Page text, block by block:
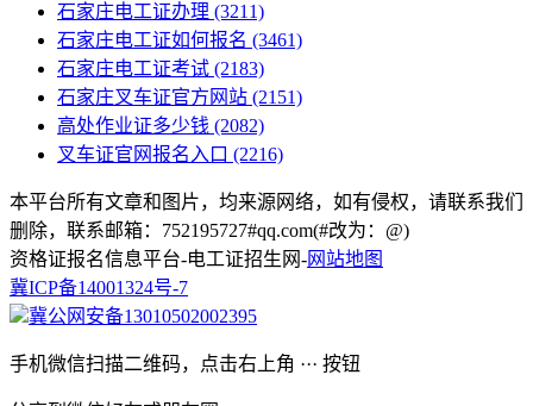
石家庄电工证办理 (3211)
石家庄电工证如何报名 (3461)
石家庄电工证考试 (2183)
石家庄叉车证官方网站 (2151)
高处作业证多少钱 (2082)
叉车证官网报名入口 (2216)
本平台所有文章和图片，均来源网络，如有侵权，请联系我们
删除，联系邮箱：752195727#qq.com(#改为：@)
资格证报名信息平台-电工证招生网-网站地图
冀ICP备14001324号-7
冀公网安备13010502002395
手机微信扫描二维码，点击右上角 ··· 按钮